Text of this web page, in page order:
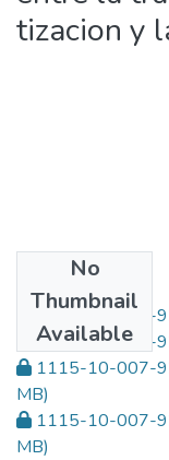
tizacion y
No
Thumbnail
Available
1115-10-007-
1115-10-007-
1115-10-007-
MB)
1115-10-007-
MB)